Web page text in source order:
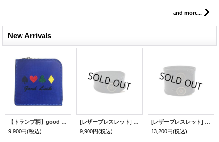
and more...
New Arrivals
【トランプ柄】good luck ミニレザーウォレット（コバルトブルー）
9,900円(税込)
[レザーブレスレット] lily button single bracelet (black)
9,900円(税込)
[レザーブレスレット] lily button double bracelet (black)
13,200円(税込)